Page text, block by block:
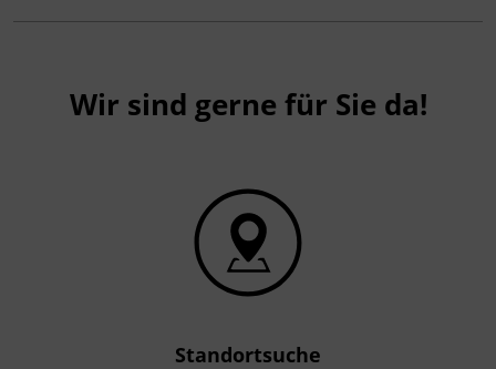
Kinderbildungs- und Kinderbetreuungsgesetz.
Das Land Tirol fördert bis zu maximal 30 %
Wir sind gerne für Sie da!
Standortsuche